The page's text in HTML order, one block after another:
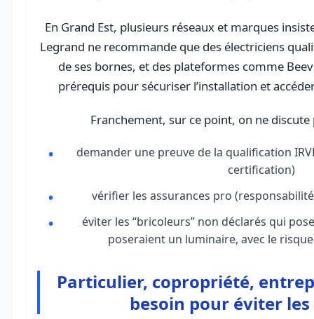
En Grand Est, plusieurs réseaux et marques
Legrand ne recommande que des électriciens
de ses bornes, et des plateformes comme
prérequis pour sécuriser l’installation et
Franchement, sur ce point, on ne discute
demander une preuve de la qualification
certification)
vérifier les assurances pro
éviter les “bricoleurs” non déclarés qui
poseraient un luminaire, avec le
Particulier, copropriété,
besoin pour éviter